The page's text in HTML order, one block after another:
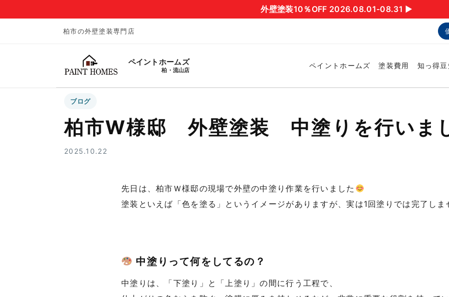
外壁塗装10％OFF 2026.08.01-08.31 ▶︎
柏市の外壁塗装専門店
ペイントホームズ
柏・流山店
ペイントホームズ 塗装費用 知っ得
ブログ
柏市W様邸 外壁塗装 中塗りを行いま
2025.10.22
先日は、柏市Ｗ様邸の現場で外壁の中塗り作業を行いました
塗装といえば「色を塗る」というイメージがありますが、実は1回塗りでは完了しま
中塗りって何をしてるの？
中塗りは、「下塗り」と「上塗り」の間に行う工程で、